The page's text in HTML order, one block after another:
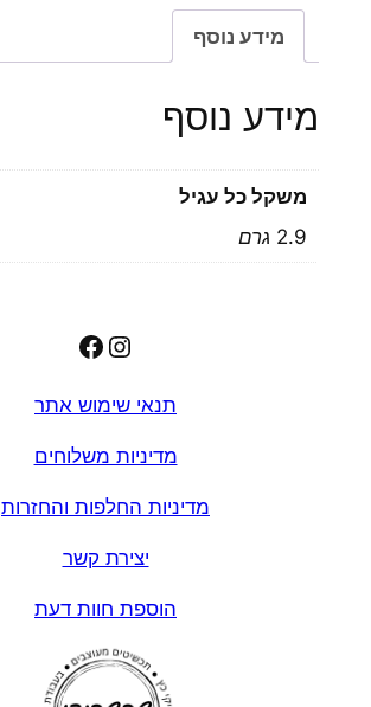
מידע נוסף
מידע נוסף
משקל כל עגיל
2.9 גרם
Instagram
Facebook
תנאי שימוש אתר
מדיניות משלוחים
מדיניות החלפות והחזרות
יצירת קשר
הוספת חוות דעת